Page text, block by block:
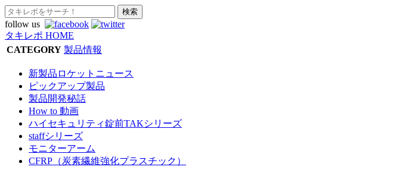
follow us
タキレポ HOME
CATEGORY 製品情報
新製品ロケットニュース
ピックアップ製品
製品開発秘話
How to 動画
ハイセキュリティ錠前TAKシリーズ
staffシリーズ
モニターアーム
CFRP（炭素繊維強化プラスチック）